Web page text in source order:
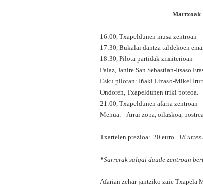
Martxoak
16:00, Txapeldunen musa zentroan
17:30, Bukalai dantza taldekoen
18:30, Pilota partidak zimiterioan
Palaz, Janire San Sebastian-Itsaso
Esku pilotan: Iñaki Lizaso-Mikel
Ondoren, Txapeldunen triki poteoa.
21:00, Txapeldunen afaria zentroan
Menua: -Arrai zopa, oilaskoa,
Txartelen prezioa: 20 euro . 18
*Sarrerak salgai daude zentroan
Afarian zehar jantziko zaie Txapela